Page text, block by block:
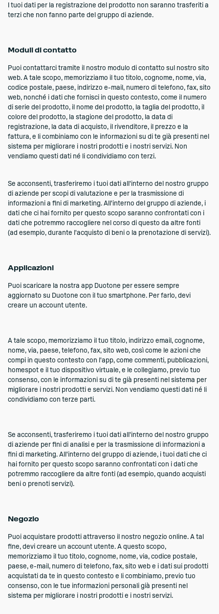
I tuoi dati per la registrazione del prodotto non saranno trasferiti a
terzi che non fanno parte del gruppo di aziende.
Moduli di contatto
Puoi contattarci tramite il nostro modulo di contatto sul nostro sito
web. A tale scopo, memorizziamo il tuo titolo, cognome, nome, via,
codice postale, paese, indirizzo e-mail, numero di telefono, fax, sito
web, nonché i dati che fornisci in questo contesto, come il numero
di serie del prodotto, il nome del prodotto, la taglia del prodotto, il
colore del prodotto, la stagione del prodotto, la data di
registrazione, la data di acquisto, il rivenditore, il prezzo e la
fattura, e li combiniamo con le informazioni su di te già presenti nel
sistema per migliorare i nostri prodotti e i nostri servizi. Non
vendiamo questi dati né li condividiamo con terzi.
Se acconsenti, trasferiremo i tuoi dati all'interno del nostro gruppo
di aziende per scopi di valutazione e per la trasmissione di
informazioni a fini di marketing. All'interno del gruppo di aziende, i
dati che ci hai fornito per questo scopo saranno confrontati con i
dati che potremmo raccogliere nel corso di questo da altre fonti
(ad esempio, durante l'acquisto di beni o la prenotazione di servizi).
Applicazioni
Puoi scaricare la nostra app Duotone per essere sempre
aggiornato su Duotone con il tuo smartphone. Per farlo, devi
creare un account utente.
A tale scopo, memorizziamo il tuo titolo, indirizzo email, cognome,
nome, via, paese, telefono, fax, sito web, così come le azioni che
compi in questo contesto con l'app, come commenti, pubblicazioni,
homespot e il tuo dispositivo virtuale, e le collegiamo, previo tuo
consenso, con le informazioni su di te già presenti nel sistema per
migliorare i nostri prodotti e servizi. Non vendiamo questi dati né li
condividiamo con terze parti.
Se acconsenti, trasferiremo i tuoi dati all'interno del nostro gruppo
di aziende per fini di analisi e per la trasmissione di informazioni a
fini di marketing. All'interno del gruppo di aziende, i tuoi dati che ci
hai fornito per questo scopo saranno confrontati con i dati che
potremmo raccogliere da altre fonti (ad esempio, quando acquisti
beni o prenoti servizi).
Negozio
Puoi acquistare prodotti attraverso il nostro negozio online. A tal
fine, devi creare un account utente. A questo scopo,
memorizziamo il tuo titolo, cognome, nome, via, codice postale,
paese, e-mail, numero di telefono, fax, sito web e i dati sui prodotti
acquistati da te in questo contesto e li combiniamo, previo tuo
consenso, con le tue informazioni personali già presenti nel
sistema per migliorare i nostri prodotti e i nostri servizi.